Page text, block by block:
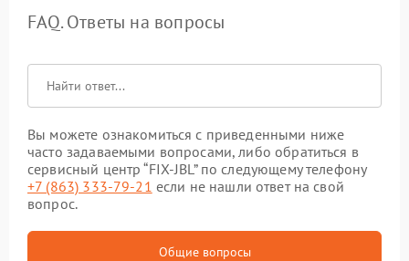
FAQ. Ответы на вопросы
Вы можете ознакомиться с приведенными ниже
часто задаваемыми вопросами, либо обратиться в
сервисный центр “FIX-JBL” по следующему телефону
+7 (863) 333-79-21 если не нашли ответ на свой
вопрос.
Общие вопросы